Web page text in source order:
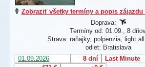
Zobraziť všetky termíny a popis zájazdu
Doprava:
Termíny od: 01.09., 8
Strava: raňajky, polpenzia, light
odlet: Bratislava
01.09.2026
8 dní
Last Minute